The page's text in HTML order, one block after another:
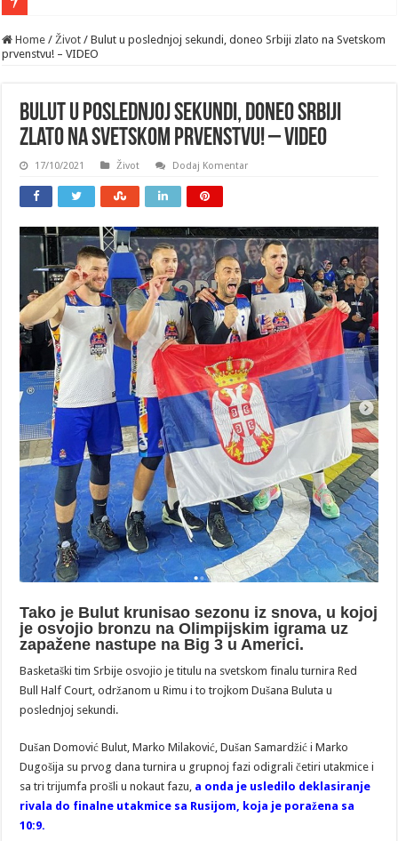
Home / Život / Bulut u poslednjoj sekundi, doneo Srbiji zlato na Svetskom
prvenstvu! – VIDEO
Bulut u poslednjoj sekundi, doneo Srbiji
zlato na Svetskom prvenstvu! – VIDEO
17/10/2021 Život Dodaj Komentar
Tako je Bulut krunisao sezonu iz snova, u kojoj
je osvojio bronzu na Olimpijskim igrama uz
zapažene nastupe na Big 3 u Americi.
Basketaški tim Srbije osvojio je titulu na svetskom finalu turnira Red
Bull Half Court, održanom u Rimu i to trojkom Dušana Buluta u
poslednjoj sekundi.
Dušan Domović Bulut, Marko Milaković, Dušan Samardžić i Marko
Dugošija su prvog dana turnira u grupnoj fazi odigrali četiri utakmice i
sa tri trijumfa prošli u nokaut fazu, a onda je usledilo deklasiranje
rivala do finalne utakmice sa Rusijom, koja je poražena sa
10:9.